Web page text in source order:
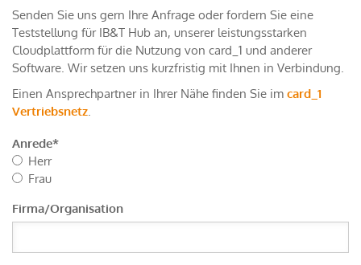
Senden Sie uns gern Ihre Anfrage oder fordern Sie eine
Teststellung für IB&T Hub an, unserer leistungsstarken
Cloudplattform für die Nutzung von card_1 und anderer
Software. Wir setzen uns kurzfristig mit Ihnen in Verbindung.
Einen Ansprechpartner in Ihrer Nähe finden Sie im card_1
Vertriebsnetz.
Anrede*
Herr
Frau
Firma/Organisation